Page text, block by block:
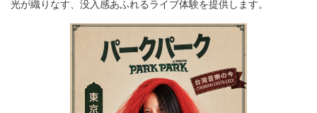
光が織りなす、没⼊感あふれるライブ体験を提供します。